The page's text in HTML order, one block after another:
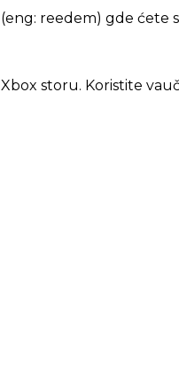
reedem) gde
storu. Koristite